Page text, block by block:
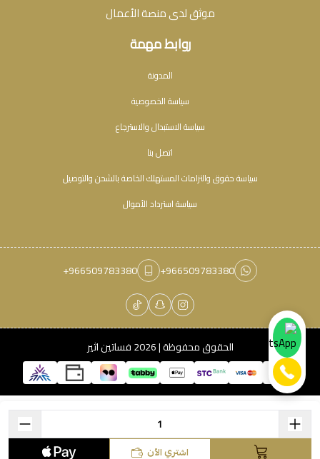
اشتري الآن
روابط مهمة
المدونة
سياسة الخصوصية
سياسة الاستبدال والاسترجاع
اتصل بنا
سياسة حقوق والتزامات المستهلك الخاصة بالشحن والتوصيل
سياسة استرداد الأموال
موثق لدى منصة الأعمال
+966509783380
+966509783380
الحقوق محفوظة | 2026 فساتين اثير